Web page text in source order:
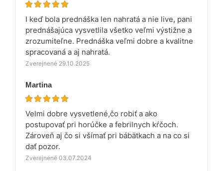
I keď bola prednáška len nahratá a nie live, pani
prednášajúca vysvetlila všetko veľmi výstižne a
zrozumiteľne. Prednáška veľmi dobre a kvalitne
spracovaná a aj nahratá.
Zverejnené 29.10.2025
Martina
Velmi dobre vysvetlené,čo robiť a ako
postupovať pri horúčke a febrilnych kŕčoch.
Zároveň aj čo si všímať pri bábätkach a na co si
dať pozor.
Zverejnené 03.07.2024